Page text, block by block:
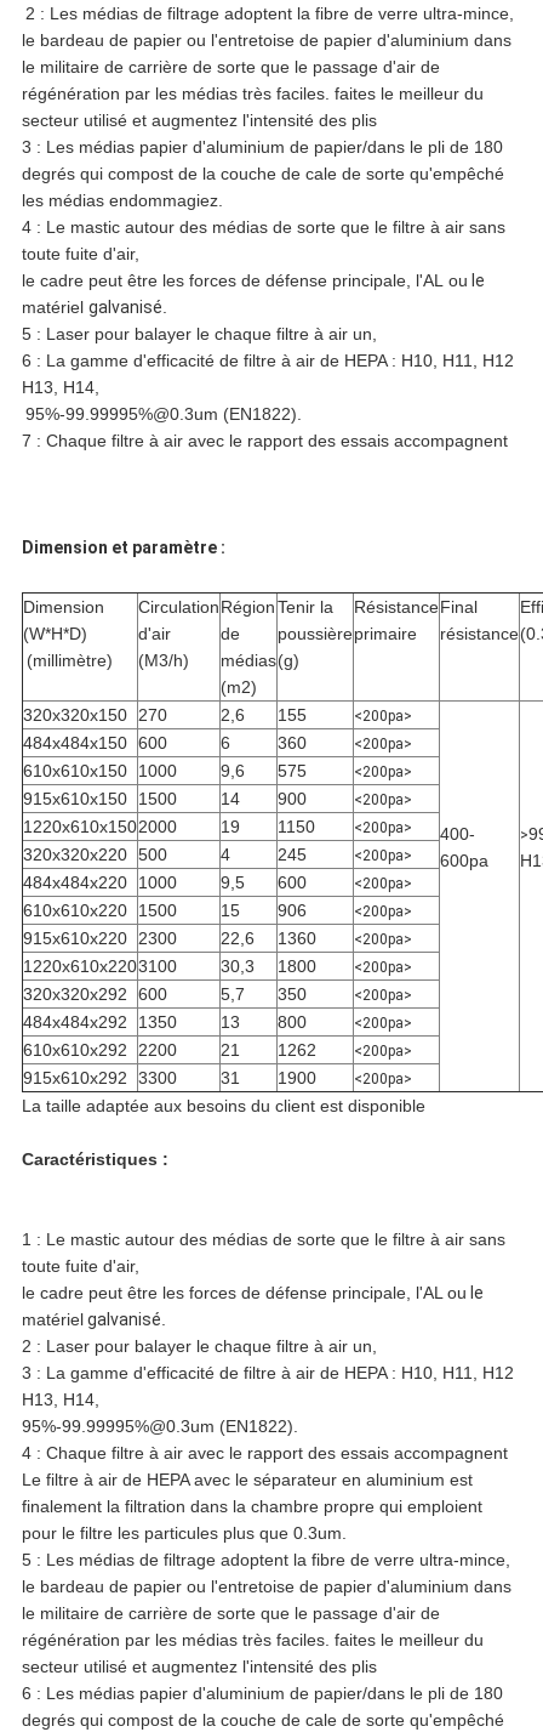
2 : Les médias de filtrage adoptent la fibre de verre ultra-mince,
le bardeau de papier ou l'entretoise de papier d'aluminium dans
le militaire de carrière de sorte que le passage d'air de
régénération par les médias très faciles. faites le meilleur du
secteur utilisé et augmentez l'intensité des plis
3 : Les médias papier d'aluminium de papier/dans le pli de 180
degrés qui compost de la couche de cale de sorte qu'empêché
les médias endommagiez.
4 : Le mastic autour des médias de sorte que le filtre à air sans
toute fuite d'air,
le cadre peut être les forces de défense principale, l'AL ou le
matériel galvanisé.
5 : Laser pour balayer le chaque filtre à air un,
6 : La gamme d'efficacité de filtre à air de HEPA : H10, H11, H12
H13, H14,
95%-99.99995%@0.3um (EN1822).
7 : Chaque filtre à air avec le rapport des essais accompagnent
Dimension et paramètre :
Dimension
(W*H*D)
(millimètre)
Circulation
d'air
(M3/h)
Région
de
médias
(m2)
Tenir la
poussière
(g)
Résistance
primaire
Final
résistance
320x320x150 270 2,6 155 <200pa>
400-
600pa
>
484x484x150 600 6 360 <200pa>
610x610x150 1000 9,6 575 <200pa>
915x610x150 1500 14 900 <200pa>
1220x610x1502000 19 1150 <200pa>
320x320x220 500 4 245 <200pa>
484x484x220 1000 9,5 600 <200pa>
610x610x220 1500 15 906 <200pa>
915x610x220 2300 22,6 1360 <200pa>
1220x610x2203100 30,3 1800 <200pa>
320x320x292 600 5,7 350 <200pa>
484x484x292 1350 13 800 <200pa>
610x610x292 2200 21 1262 <200pa>
915x610x292 3300 31 1900 <200pa>
La taille adaptée aux besoins du client est disponible
Caractéristiques :
1 : Le mastic autour des médias de sorte que le filtre à air sans
toute fuite d'air,
le cadre peut être les forces de défense principale, l'AL ou le
matérielgalvanisé.
2 : Laser pour balayer le chaque filtre à air un,
3 : La gamme d'efficacité de filtre à air de HEPA : H10, H11, H12
H13, H14,
95%-99.99995%@0.3um (EN1822).
4 : Chaque filtre à air avec le rapport des essais accompagnent
Le filtre à air de HEPA avec le séparateur en aluminium est
finalement la filtration dans la chambre propre qui emploient
pour le filtre les particules plus que 0.3um.
5 : Les médias de filtrage adoptent la fibre de verre ultra-mince,
le bardeau de papier ou l'entretoise de papier d'aluminium dans
le militaire de carrière de sorte que le passage d'air de
régénération par les médias très faciles. faites le meilleur du
secteur utilisé et augmentez l'intensité des plis
6 : Les médias papier d'aluminium de papier/dans le pli de 180
degrés qui compost de la couche de cale de sorte qu'empêché